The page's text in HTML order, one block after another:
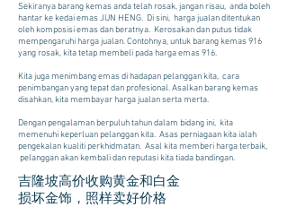
Sekiranya barang kemas anda telah rosak, jangan risau, anda boleh
hantar ke kedai emas JUN HENG. Di sini, harga jualan ditentukan
oleh komposisi emas dan beratnya. Kerosakan dan putus tidak
mempengaruhi harga jualan. Contohnya, untuk barang kemas 916
yang rosak, kita tetap membeli pada harga emas 916.
Kita juga menimbang emas di hadapan pelanggan kita, cara
penimbangan yang tepat dan profesional. Asalkan barang kemas
disahkan, kita membayar harga jualan serta merta.
Dengan pengalaman berpuluh tahun dalam bidang ini, kita
memenuhi keperluan pelanggan kita. Asas perniagaan kita ialah
pengekalan kualiti perkhidmatan. Asal kita memberi harga terbaik,
pelanggan akan kembali dan reputasi kita tiada bandingan.
吉隆坡高价收购黄金和白金
损坏金饰，照样卖好价格